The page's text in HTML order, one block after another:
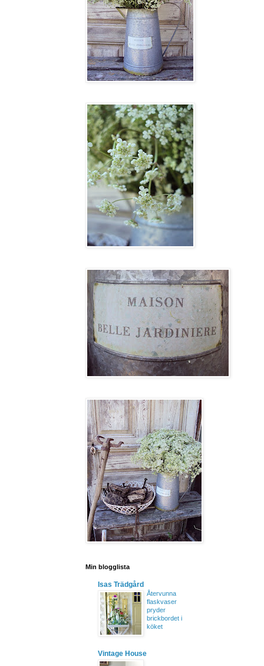
Min blogglista
Isas Trädgård
Återvunna
flaskvaser
pryder
brickbordet i
köket
Vintage House